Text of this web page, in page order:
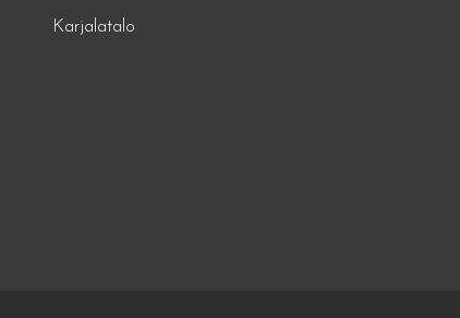
Karjalatalo